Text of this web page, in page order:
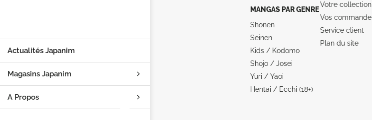
Actualités Japanim
Magasins Japanim
A Propos
MANGAS PAR GENRE
Shonen
Seinen
Kids / Kodomo
Shojo / Josei
Yuri / Yaoi
Hentai / Ecchi (18+)
Votre collection
Vos
Service client
Plan du site